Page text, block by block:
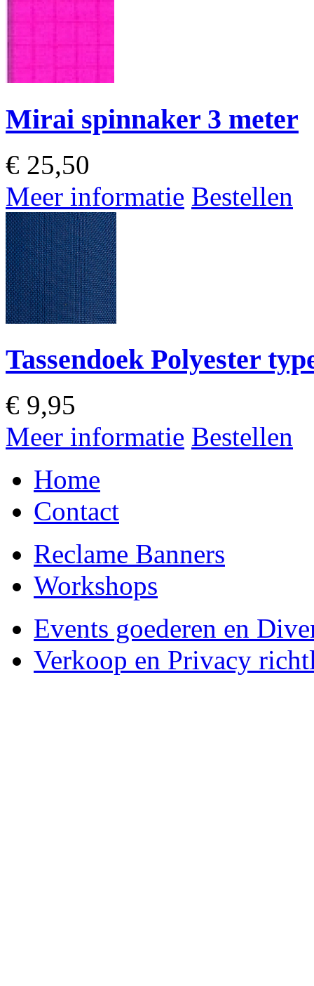
Mirai spinnaker 3 meter
€ 25,50
Meer informatie Bestellen
Tassendoek Polyester
€ 9,95
Meer informatie Bestellen
Home
Contact
Reclame Banners
Workshops
Events goederen en
Verkoop en Privacy